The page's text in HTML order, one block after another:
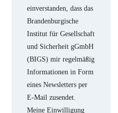
einverstanden, dass das
Brandenburgische
Institut für Gesellschaft
und Sicherheit gGmbH
(BIGS) mir regelmäßig
Informationen in Form
eines Newsletters per
E-Mail zusendet.
Meine Einwilligung